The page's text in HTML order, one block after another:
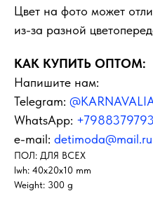
Цвет на фото может
из-за разной
КАК КУПИТЬ ОПТОМ:
Напишите нам:
Telegram:
WhatsApp:
e-mail: detimoda@mail.ru
ПОЛ: ДЛЯ ВСЕХ
lwh: 40x20x10 mm
Weight: 300 g